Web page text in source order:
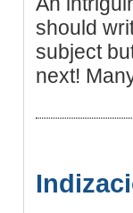
should
subject
next!